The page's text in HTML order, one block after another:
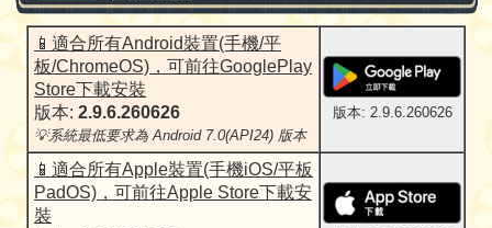
📱適合所有Android裝置(手機/平
板/ChromeOS)，可前往GooglePlay
Store下載安裝
版本: 2.9.6.260626
💡系統最低要求為 Android 7.0(API24) 版本
版本: 2.9.6.260626
📱適合所有Apple裝置(手機iOS/平板
PadOS)，可前往Apple Store下載安
裝